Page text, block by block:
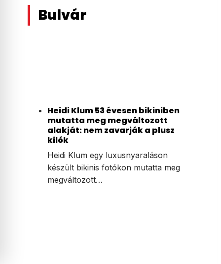
Bulvár
Heidi Klum 53 évesen bikiniben
mutatta meg megváltozott
alakját: nem zavarják a plusz
kilók
Heidi Klum egy luxusnyaraláson
készült bikinis fotókon mutatta meg
megváltozott…